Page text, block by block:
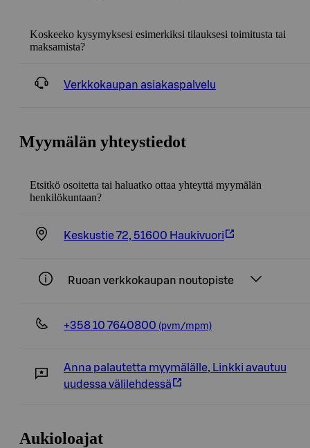
Koskeeko kysymyksesi esimerkiksi tilauksesi toimitusta tai
maksamista?
Verkkokaupan asiakaspalvelu
Myymälän yhteystiedot
Etsitkö osoitetta tai haluatko ottaa yhteyttä myymälän
henkilökuntaan?
Keskustie 72, 51600 Haukivuori
Ruoan verkkokaupan noutopiste
+358 10 7640800 (pvm/mpm)
Anna palautetta myymälälle, Linkki avautuu
uudessa välilehdessä
Aukioloajat